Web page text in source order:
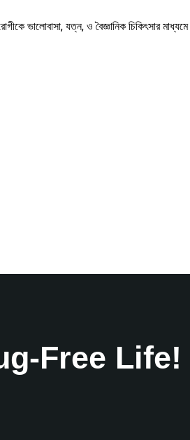
ভালোবাসা, যত্ন, ও বৈজ্ঞানিক চিকিৎসার মাধ্যমে
Free Life!